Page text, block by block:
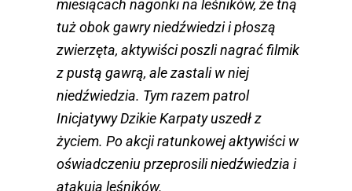
miesiącach nagonki na leśników, że tną
tuż obok gawry niedźwiedzi i płoszą
zwierzęta, aktywiści poszli nagrać filmik
z pustą gawrą, ale zastali w niej
niedźwiedzia. Tym razem patrol
Inicjatywy Dzikie Karpaty uszedł z
życiem. Po akcji ratunkowej aktywiści w
oświadczeniu przeprosili niedźwiedzia i
atakują leśników.